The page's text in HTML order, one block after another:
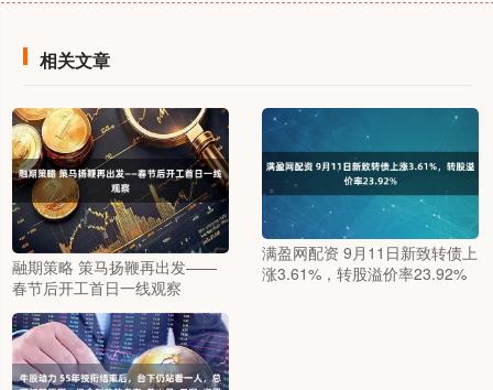
相关文章
融期策略 策马扬鞭再出发——
春节后开工首日一线观察
满盈网配资 9月11日新致转债上
涨3.61%，转股溢价率23.92%